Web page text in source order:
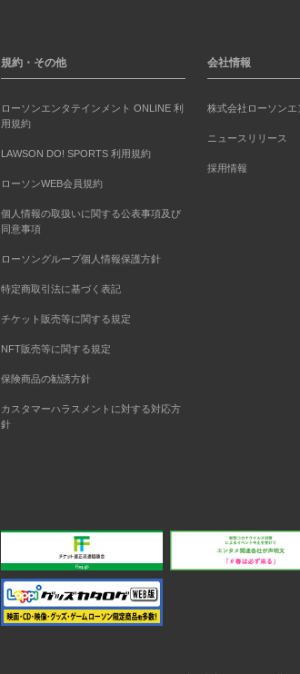
規約・その他
ローソンエンタテインメント ONLINE 利
用規約
LAWSON DO! SPORTS 利用規約
ローソンWEB会員規約
個人情報の取扱いに関する公表事項及び
同意事項
ローソングループ個人情報保護方針
特定商取引法に基づく表記
チケット販売等に関する規定
NFT販売等に関する規定
保険商品の勧誘方針
カスタマーハラスメントに対する対応方
針
会社情報
株式会社ローソンエ
ニュースリリース
採用情報